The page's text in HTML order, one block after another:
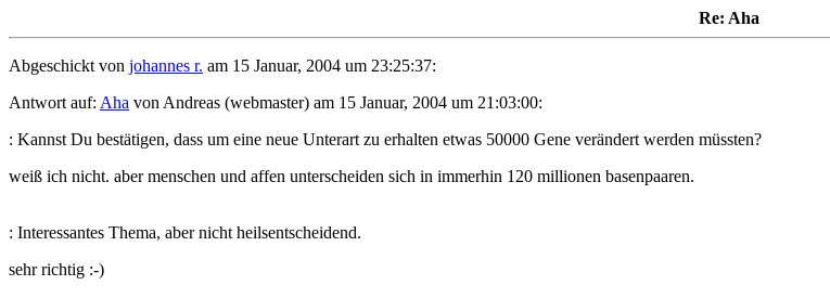
Re: Aha
Abgeschickt von johannes r. am 15 Januar, 2004 um 23:25:37:
Antwort auf: Aha von Andreas (webmaster) am 15 Januar, 2004 um 21:03:00:
: Kannst Du bestätigen, dass um eine neue Unterart zu erhalten etwas 50000 Gene verändert werden müssten?
weiß ich nicht. aber menschen und affen unterscheiden sich in immerhin 120 millionen basenpaaren.
: Interessantes Thema, aber nicht heilsentscheidend.
sehr richtig :-)